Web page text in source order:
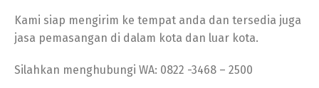
Kami siap mengirim ke tempat anda dan tersedia juga
jasa pemasangan di dalam kota dan luar kota.
Silahkan menghubungi WA: 0822 -3468 – 2500